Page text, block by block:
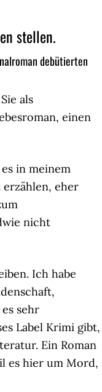
stellen.
debütierten
als
einen
in meinem
eher
nicht
Ich habe
sehr
Label Krimi gibt,
Ein Roman
es hier um Mord,